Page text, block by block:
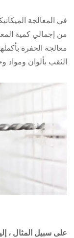
معالجة الحفرة
الثقب بألوان
على سبيل المثال ،